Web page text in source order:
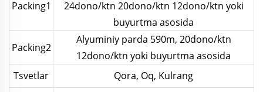
Packing1
24dono/ktn 20dono/ktn 12dono/ktn yoki
buyurtma asosida
Packing2
Alyuminiy parda 590m, 20dono/ktn
12dono/ktn yoki buyurtma asosida
Tsvetlar
Qora, Oq, Kulrang